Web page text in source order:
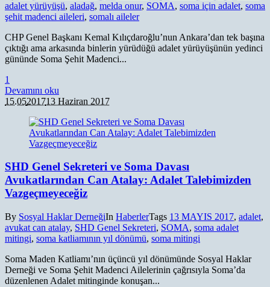
adalet yürüyüşü, aladağ, melda onur, SOMA, soma için adalet, soma
şehit madenci aileleri, somalı aileler
CHP Genel Başkanı Kemal Kılıçdaroğlu’nun Ankara’dan tek başına
çıktığı ama arkasında binlerin yürüdüğü adalet yürüyüşünün yedinci
gününde Soma Şehit Madenci...
1
Devamını oku
15.05201713 Haziran 2017
SHD Genel Sekreteri ve Soma Davası
Avukatlarından Can Atalay: Adalet Talebimizden
Vazgeçmeyeceğiz
By Sosyal Haklar DerneğiIn HaberlerTags 13 MAYIS 2017, adalet,
avukat can atalay, SHD Genel Sekreteri, SOMA, soma adalet
mitingi, soma katliamının yıl dönümü, soma mitingi
Soma Maden Katliamı’nın üçüncü yıl dönümünde Sosyal Haklar
Derneği ve Soma Şehit Madenci Ailelerinin çağrısıyla Soma’da
düzenlenen Adalet mitinginde konuşan...